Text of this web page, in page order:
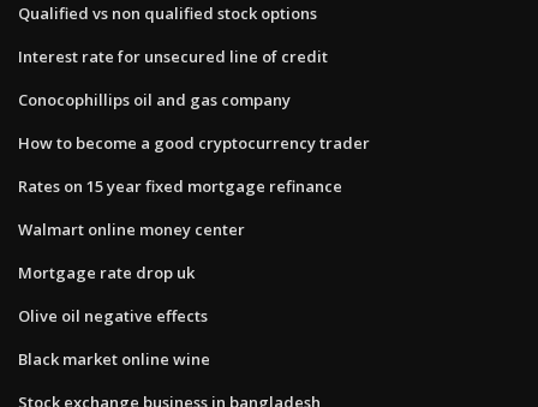
Qualified vs non qualified stock options
Interest rate for unsecured line of credit
Conocophillips oil and gas company
How to become a good cryptocurrency trader
Rates on 15 year fixed mortgage refinance
Walmart online money center
Mortgage rate drop uk
Olive oil negative effects
Black market online wine
Stock exchange business in bangladesh